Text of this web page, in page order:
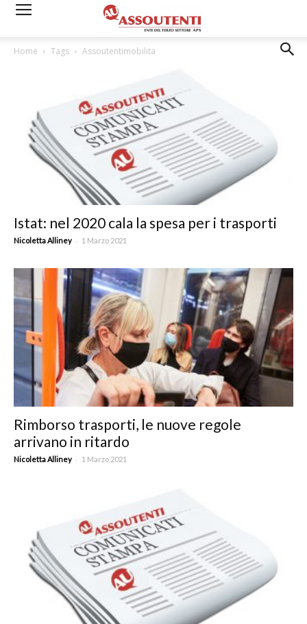
Home Tags Assoutentimobilita
Istat: nel 2020 cala la spesa per i trasporti
Nicoletta Alliney - 1 Marzo 2021
Rimborso trasporti, le nuove regole
arrivano in ritardo
Nicoletta Alliney - 1 Marzo 2021